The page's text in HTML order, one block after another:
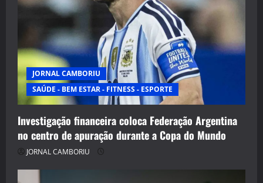
JORNAL CAMBORIU
SAÚDE - BEM ESTAR - FITNESS - ESPORTE
Investigação financeira coloca Federação Argentina
no centro de apuração durante a Copa do Mundo
JORNAL CAMBORIU